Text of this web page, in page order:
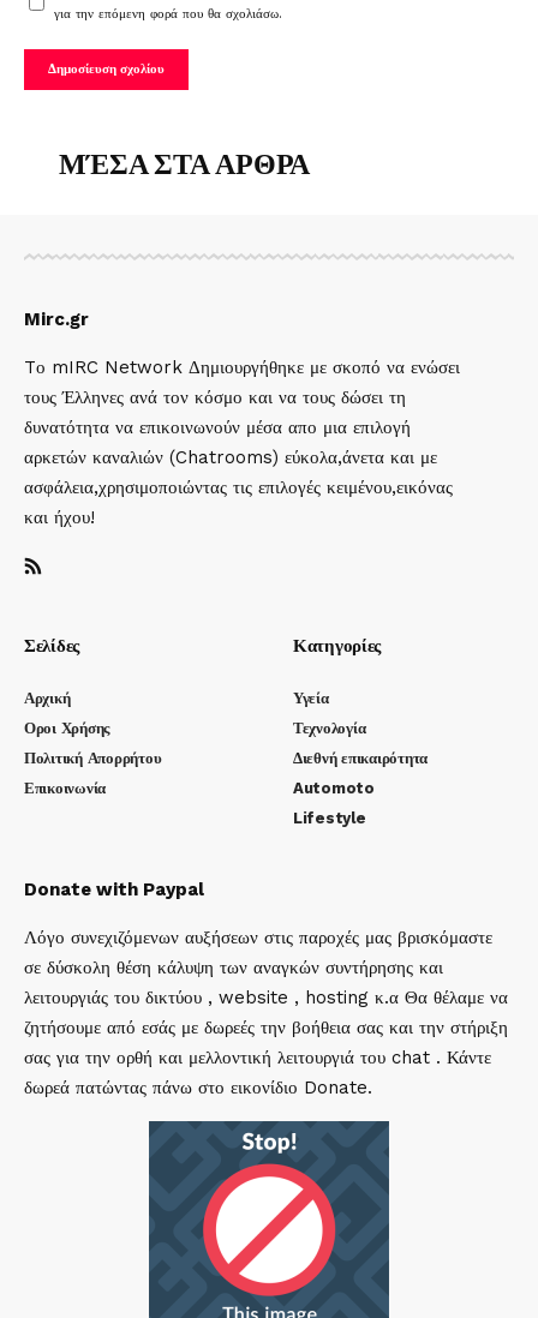
για την επόμενη φορά που θα σχολιάσω.
ΜΈΣΑ ΣΤΑ ΑΡΘΡΑ
Mirc.gr
Tο mIRC Network Δημιουργήθηκε με σκοπό να ενώσει
τους Έλληνες ανά τον κόσμο και να τους δώσει τη
δυνατότητα να επικοινωνούν μέσα απο μια επιλογή
αρκετών καναλιών (Chatrooms) εύκολα,άνετα και με
ασφάλεια,χρησιμοποιώντας τις επιλογές κειμένου,εικόνας
και ήχου!
Σελίδες
Αρχική
Οροι Χρήσης
Πολιτική Απορρήτου
Επικοινωνία
Κατηγορίες
Υγεία
Τεχνολογία
Διεθνή επικαιρότητα
Automoto
Lifestyle
Donate with Paypal
Λόγο συνεχιζόμενων αυξήσεων στις παροχές μας βρισκόμαστε
σε δύσκολη θέση κάλυψη των αναγκών συντήρησης και
λειτουργιάς του δικτύου , website , hosting κ.α Θα θέλαμε να
ζητήσουμε από εσάς με δωρεές την βοήθεια σας και την στήριξη
σας για την ορθή και μελλοντική λειτουργιά του chat . Κάντε
δωρεά πατώντας πάνω στο εικονίδιο Donate.